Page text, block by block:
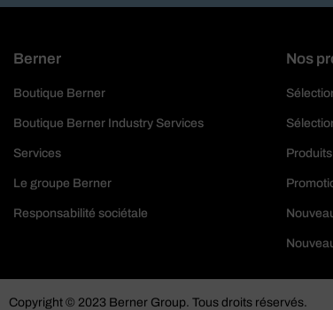
Berner
Boutique Berner
Boutique Berner Industry Services
Services
Le groupe Berner
Responsabilité sociétale
Nos
Copyright © 2023 Berner Group. Tous droits réservés.